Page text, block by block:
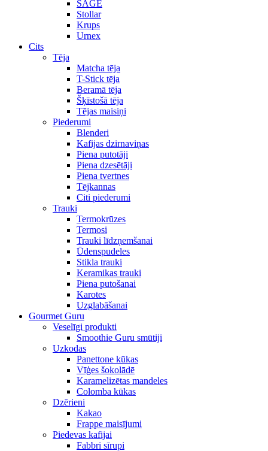
SAGE
Stollar
Krups
Urnex
Cits
Tēja
Matcha tēja
T-Stick tēja
Beramā tēja
Šķīstošā tēja
Tējas maisiņi
Piederumi
Blenderi
Kafijas dzirnaviņas
Piena putotāji
Piena dzesētāji
Piena tvertnes
Tējkannas
Citi piederumi
Trauki
Termokrūzes
Termosi
Trauki līdzņemšanai
Ūdenspudeles
Stikla trauki
Keramikas trauki
Piena putošanai
Karotes
Uzglabāšanai
Gourmet Guru
Veselīgi produkti
Smoothie Guru smūtiji
Uzkodas
Panettone kūkas
Vīģes šokolādē
Karamelizētas mandeles
Colomba kūkas
Dzērieni
Kakao
Frappe maisījumi
Piedevas kafijai
Fabbri sīrupi